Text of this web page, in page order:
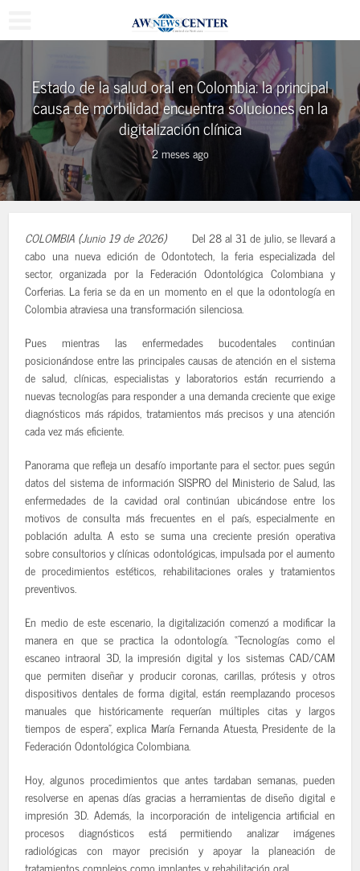
Estado de la salud oral en Colombia: la principal
causa de morbilidad encuentra soluciones en la
digitalización clínica
2 meses ago
COLOMBIA (Junio 19 de 2026) Del 28 al 31 de julio, se llevará a
cabo una nueva edición de Odontotech, la feria especializada del
sector, organizada por la Federación Odontológica Colombiana y
Corferias. La feria se da en un momento en el que la odontología en
Colombia atraviesa una transformación silenciosa.
Pues mientras las enfermedades bucodentales continúan
posicionándose entre las principales causas de atención en el sistema
de salud, clínicas, especialistas y laboratorios están recurriendo a
nuevas tecnologías para responder a una demanda creciente que exige
diagnósticos más rápidos, tratamientos más precisos y una atención
cada vez más eficiente.
Panorama que refleja un desafío importante para el sector. pues según
datos del sistema de información SISPRO del Ministerio de Salud, las
enfermedades de la cavidad oral continúan ubicándose entre los
motivos de consulta más frecuentes en el país, especialmente en
población adulta. A esto se suma una creciente presión operativa
sobre consultorios y clínicas odontológicas, impulsada por el aumento
de procedimientos estéticos, rehabilitaciones orales y tratamientos
preventivos.
En medio de este escenario, la digitalización comenzó a modificar la
manera en que se practica la odontología. “Tecnologías como el
escaneo intraoral 3D, la impresión digital y los sistemas CAD/CAM
que permiten diseñar y producir coronas, carillas, prótesis y otros
dispositivos dentales de forma digital, están reemplazando procesos
manuales que históricamente requerían múltiples citas y largos
tiempos de espera”, explica María Fernanda Atuesta, Presidente de la
Federación Odontológica Colombiana.
Hoy, algunos procedimientos que antes tardaban semanas, pueden
resolverse en apenas días gracias a herramientas de diseño digital e
impresión 3D. Además, la incorporación de inteligencia artificial en
procesos diagnósticos está permitiendo analizar imágenes
radiológicas con mayor precisión y apoyar la planeación de